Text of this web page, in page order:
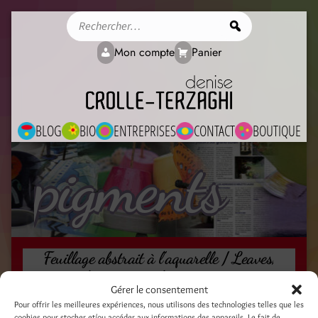
Gérer le consentement
Pour offrir les meilleures expériences, nous utilisons des technologies telles que les
BLOG BIO ENTREPRISES CONTACT BOUTIQUE
Mon compte Panier
pigments
Feuillage abstrait à l’aquarelle / Leaves,
loose watercolour painting
22 février 2019